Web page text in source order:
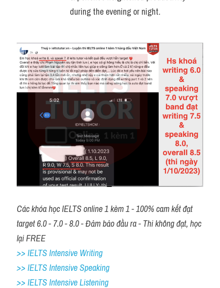
during the evening or night.
Các khóa học IELTS online 1 kèm 1 - 100% cam kết đạt
target 6.0 - 7.0 - 8.0 - Đảm bảo đầu ra - Thi không đạt, học
lại FREE
>> IELTS Intensive Writing
>> IELTS Intensive Speaking
>> IELTS Intensive Listening